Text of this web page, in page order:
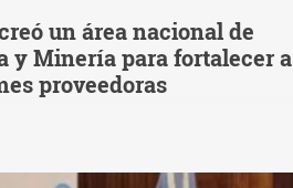
un área nacional de
y Minería para fortalecer a
proveedoras